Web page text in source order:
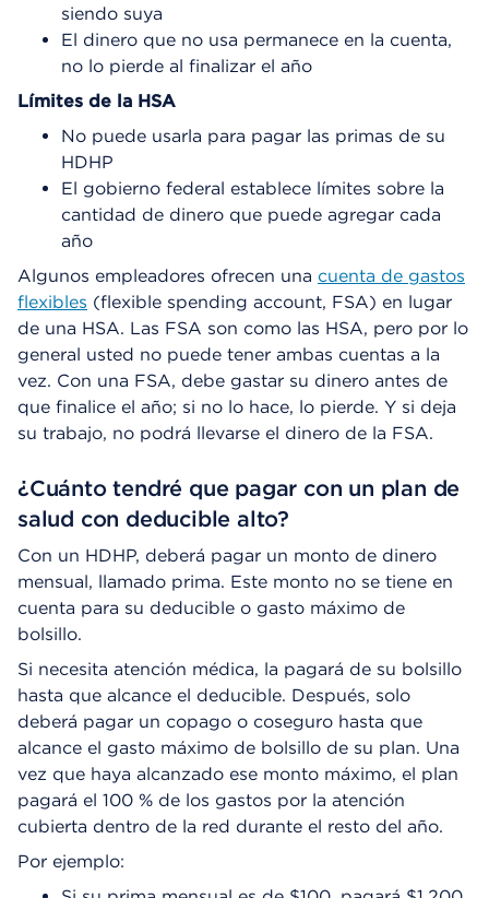
siendo suya
El dinero que no usa permanece en la cuenta,
no lo pierde al finalizar el año
Límites de la HSA
No puede usarla para pagar las primas de su
HDHP
El gobierno federal establece límites sobre la
cantidad de dinero que puede agregar cada
año
Algunos empleadores ofrecen una cuenta de gastos
flexibles (flexible spending account, FSA) en lugar
de una HSA. Las FSA son como las HSA, pero por lo
general usted no puede tener ambas cuentas a la
vez. Con una FSA, debe gastar su dinero antes de
que finalice el año; si no lo hace, lo pierde. Y si deja
su trabajo, no podrá llevarse el dinero de la FSA.
¿Cuánto tendré que pagar con un plan de
salud con deducible alto?
Con un HDHP, deberá pagar un monto de dinero
mensual, llamado prima. Este monto no se tiene en
cuenta para su deducible o gasto máximo de
bolsillo.
Si necesita atención médica, la pagará de su bolsillo
hasta que alcance el deducible. Después, solo
deberá pagar un copago o coseguro hasta que
alcance el gasto máximo de bolsillo de su plan. Una
vez que haya alcanzado ese monto máximo, el plan
pagará el 100 % de los gastos por la atención
cubierta dentro de la red durante el resto del año.
Por ejemplo: